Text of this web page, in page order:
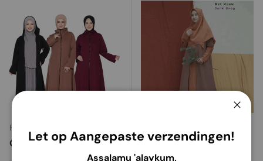
Hijab Heela
Outer Dames | Avelina
Dames extérieures |
Alila
Let op Aangepaste verzendingen!
Assalamu 'alaykum,